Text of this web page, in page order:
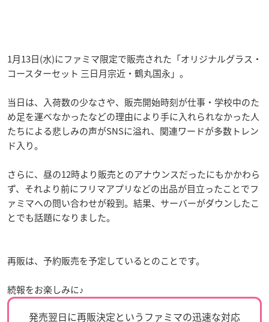
1月13日(水)にファミマ限定で販売された「オリジナルグラス・
コースターセット 三日月宗近・鶴丸国永」。
当日は、入荷数の少なさや、販売開始時刻が仕事・学校中のた
め足を運べなかったなどの理由により手に入れられなかった人
たちによる悲しみの声がSNSに溢れ、関連ワードが多数トレン
ド入り。
さらに、昼の12時より販売とのアナウンスだったにもかかわら
ず、それより前にフリマアプリなどの出品が目立ったことでフ
ァミマへの問い合わせが殺到。結果、サーバーがダウンしたこ
とでも話題になりました。
再販は、予約販売を予定しているとのことです。
続報をお楽しみに♪
発売翌日に再販決定というファミマの迅速な対応